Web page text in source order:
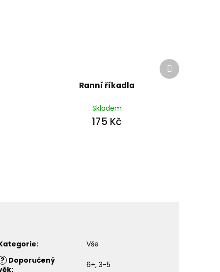
Ranní říkadla
Skladem
175 Kč
Další
produkt
:
Vše
? Doporučený
: 6+, 3-5